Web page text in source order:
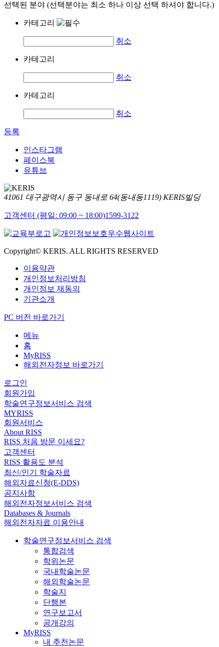
선택된 분야 (선택분야는 최소 하나 이상 선택 하셔야 합니다.)
카테고리
취소
카테고리
취소
카테고리
취소
등록
인스타그램
페이스북
유튜브
41061 대구광역시 동구 동내로 64(동내동1119) KERIS빌딩
고객센터 (평일: 09:00 ~ 18:00)1599-3122
Copyright© KERIS. ALL RIGHTS RESERVED
이용약관
개인정보처리방침
개인정보 재동의
기관소개
PC 버전 바로가기
메뉴
홈
MyRISS
해외전자정보 바로가기
로그인
회원가입
학술연구정보서비스 검색
MYRISS
회원서비스
About RISS
RISS 처음 방문 이세요?
고객센터
RISS 활용도 분석
최신/인기 학술자료
해외자료신청(E-DDS)
공지사항
해외전자정보서비스 검색
Databases & Journals
해외전자자료 이용안내
학술연구정보서비스 검색
통합검색
학위논문
국내학술논문
해외학술논문
학술지
단행본
연구보고서
공개강의
MyRISS
내 추천논문